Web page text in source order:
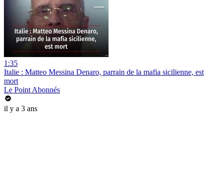
1:35
Italie : Matteo Messina Denaro, parrain de la mafia sicilienne, est
mort
Le Point Abonnés
il y a 3 ans